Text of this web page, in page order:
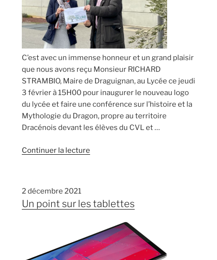
C’est avec un immense honneur et un grand plaisir
que nous avons reçu Monsieur RICHARD
STRAMBIO, Maire de Draguignan, au Lycée ce jeudi
3 février à 15H00 pour inaugurer le nouveau logo
du lycée et faire une conférence sur l’histoire et la
Mythologie du Dragon, propre au territoire
Dracénois devant les élèves du CVL et …
Continuer la lecture
du
par
M.
STRAMBIO
2 décembre 2021
Un point sur les tablettes